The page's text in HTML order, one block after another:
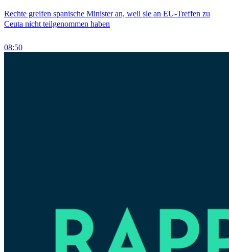
Rechte greifen spanische Minister an, weil sie an EU-Treffen zu
Ceuta nicht teilgenommen haben
08:50